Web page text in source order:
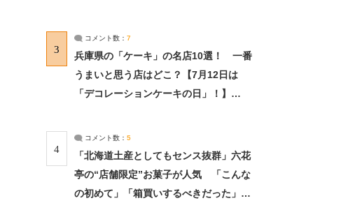
3
コメント数： 7
兵庫県の「ケーキ」の名店10選！ 一番
うまいと思う店はどこ？【7月12日は
「デコレーションケーキの日」！】
4
コメント数： 5
「北海道土産としてもセンス抜群」六花
亭の“店舗限定”お菓子が人気 「こんな
の初めて」「箱買いするべきだった」